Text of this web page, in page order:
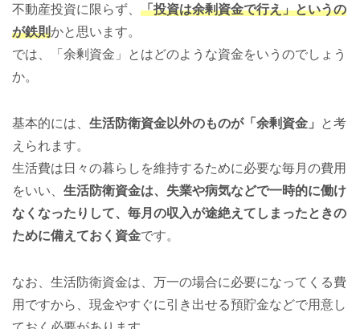
不動産投資に限らず、 「投資は余剰資金で行え」というの
が鉄則かと思います。
では、「余剰資金」とはどのような資金をいうのでしょう
か。
基本的には、 生活防衛資金以外のものが「余剰資金」
と考
えられます。
生活費は日々の暮らしを維持するために必要な毎月の費用
をいい、 生活防衛資金は、失業や病気などで一時的に働け
なくなったりして、毎月の収入が途絶えてしまったときの
ために備えておく資金です。
なお、生活防衛資金は、万一の場合に必要になってくる費
用ですから、現金やすぐに引き出せる預貯金などで用意し